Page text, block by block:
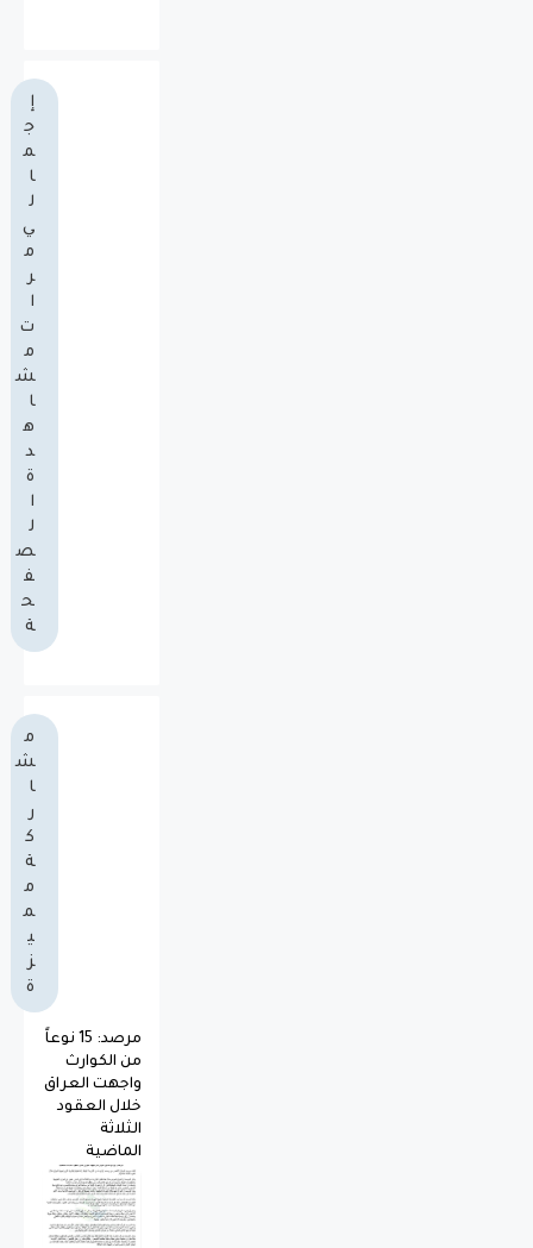
إ
ج
م
ا
ل
ي
م
ر
ا
ت
م
ش
ا
ه
د
ة
ا
ل
ص
ف
ح
ة
م
ش
ا
ر
ك
ة
م
م
ي
ز
ة
مرصد: 15 نوعاً
من الكوارث
واجهت العراق
خلال العقود
الثلاثة
الماضية